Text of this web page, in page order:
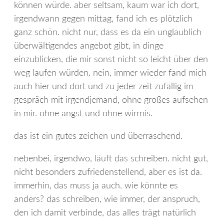
können würde. aber seltsam, kaum war ich dort,
irgendwann gegen mittag, fand ich es plötzlich
ganz schön. nicht nur, dass es da ein unglaublich
überwältigendes angebot gibt, in dinge
einzublicken, die mir sonst nicht so leicht über den
weg laufen würden. nein, immer wieder fand mich
auch hier und dort und zu jeder zeit zufällig im
gespräch mit irgendjemand, ohne großes aufsehen
in mir. ohne angst und ohne wirrnis.
das ist ein gutes zeichen und überraschend.
nebenbei, irgendwo, läuft das schreiben. nicht gut,
nicht besonders zufriedenstellend, aber es ist da.
immerhin, das muss ja auch. wie könnte es
anders? das schreiben, wie immer, der anspruch,
den ich damit verbinde, das alles trägt natürlich